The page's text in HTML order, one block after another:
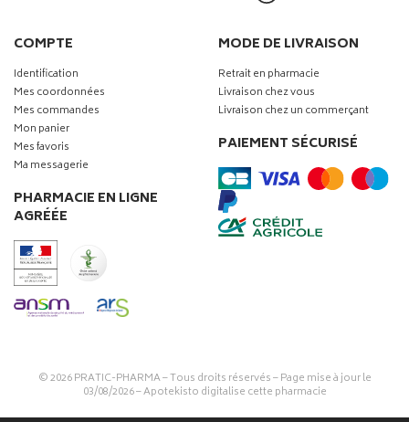
COMPTE
Identification
Mes coordonnées
Mes commandes
Mon panier
Mes favoris
Ma messagerie
PHARMACIE EN LIGNE
AGRÉÉE
MODE DE LIVRAISON
Retrait en pharmacie
Livraison chez vous
Livraison chez un commerçant
PAIEMENT SÉCURISÉ
© 2026PRATIC-PHARMA– Tous droits réservés – Page mise à jour le
03/08/2026 –Apotekisto digitalise cette pharmacie